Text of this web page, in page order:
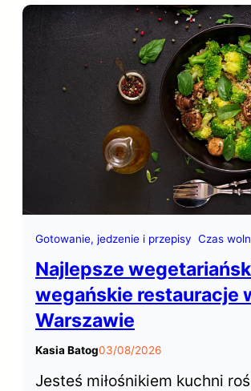
Gotowanie, jedzenie i przepisy Czas
Najlepsze
wegańskie restauracje
Warszawie
Kasia Batog03/08/2026
Jesteś miłośnikiem kuchni